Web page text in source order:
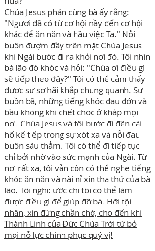
Chúa Jesus phán cùng bà ấy rằng:
"Ngươi đã có từ cơ hội nầy đến cơ hội
khác để ăn năn và hầu việc Ta." Nỗi
buồn đượm đầy trên mặt Chúa Jesus
khi Ngài bước đi ra khỏi nơi đó. Tôi nhìn
bà lão đó khóc và hỏi: "Chúa ơi điều gì
sẽ tiếp theo đây?" Tôi có thể cảm thấy
được sự sợ hãi khắp chung quanh. Sự
buồn bã, những tiếng khóc đau đớn và
bầu không khí chết chóc ở khắp mọi
nơi. Chúa Jesus và tôi bước đi đến cái
hố kế tiếp trong sự xót xa và nỗi đau
buồn sâu thẳm. Tôi có thể đi tiếp tục
chỉ bởi nhờ vào sức mạnh của Ngài. Từ
nơi rất xa, tôi vẫn còn có thể nghe tiếng
khóc ăn năn và nài nỉ xin tha thứ của bà
lão. Tôi nghĩ: ước chi tôi có thể làm
được điều gì để giúp đỡ bà. Hỡi tội
nhân, xin đừng chần chờ, cho đến khi
Thánh Linh của Đức Chúa Trời từ bỏ
mọi nỗ lực chinh phục quý vị!